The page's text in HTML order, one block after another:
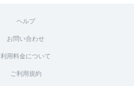
ヘルプ
お問い合わせ
利用料金について
ご利用規約